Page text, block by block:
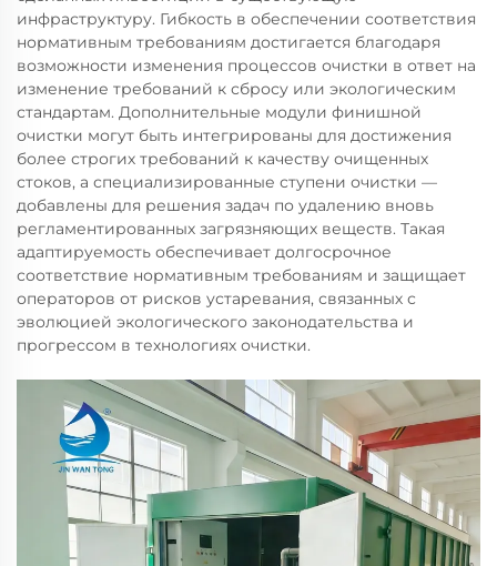
инфраструктуру. Гибкость в обеспечении соответствия
нормативным требованиям достигается благодаря
возможности изменения процессов очистки в ответ на
изменение требований к сбросу или экологическим
стандартам. Дополнительные модули финишной
очистки могут быть интегрированы для достижения
более строгих требований к качеству очищенных
стоков, а специализированные ступени очистки —
добавлены для решения задач по удалению вновь
регламентированных загрязняющих веществ. Такая
адаптируемость обеспечивает долгосрочное
соответствие нормативным требованиям и защищает
операторов от рисков устаревания, связанных с
эволюцией экологического законодательства и
прогрессом в технологиях очистки.